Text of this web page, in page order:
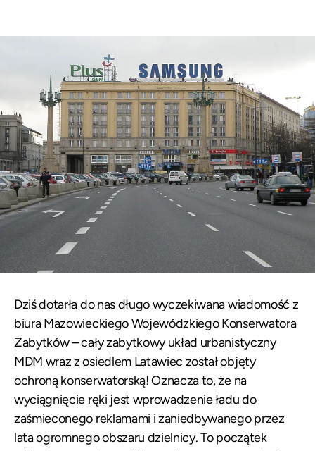
Dziś dotarła do nas długo wyczekiwana wiadomość z
biura Mazowieckiego Wojewódzkiego Konserwatora
Zabytków – cały zabytkowy układ urbanistyczny
MDM wraz z osiedlem Latawiec został objęty
ochroną konserwatorską! Oznacza to, że na
wyciągnięcie ręki jest wprowadzenie ładu do
zaśmieconego reklamami i zaniedbywanego przez
lata ogromnego obszaru dzielnicy. To początek